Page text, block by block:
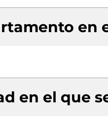
en
en el que